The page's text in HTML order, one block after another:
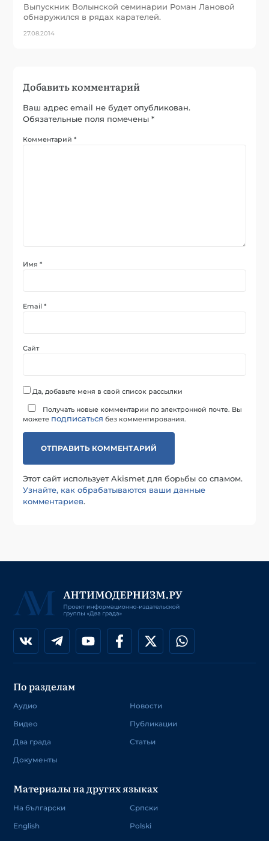
Выпускник Волынской семинарии Роман Лановой
обнаружился в рядах карателей.
27.08.2014
Добавить комментарий
Ваш адрес email не будет опубликован.
Обязательные поля помечены*
Комментарий*
Имя*
Email*
Сайт
Да, добавьте меня в свой список рассылки
Получать новые комментарии по электронной почте. Вы
можете подписаться без комментирования.
Этот сайт использует Akismet для борьбы со спамом.
Узнайте, как обрабатываются ваши данные
комментариев.
По разделам
Аудио
Видео
Два града
Документы
Новости
Публикации
Статьи
Материалы на других языках
На български
English
Српски
Polski